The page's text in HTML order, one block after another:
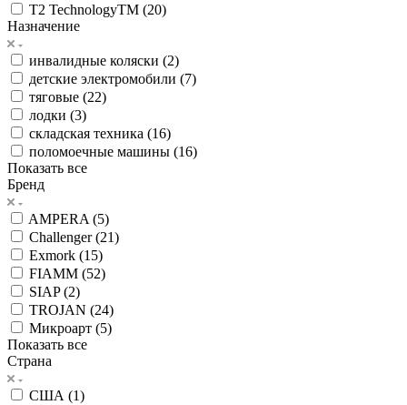
Т2 TechnologyTM (20)
Назначение
инвалидные коляски (2)
детские электромобили (7)
тяговые (22)
лодки (3)
складская техника (16)
поломоечные машины (16)
Показать все
Бренд
AMPERA (5)
Challenger (21)
Exmork (15)
FIAMM (52)
SIAP (2)
TROJAN (24)
Микроарт (5)
Показать все
Страна
США (1)